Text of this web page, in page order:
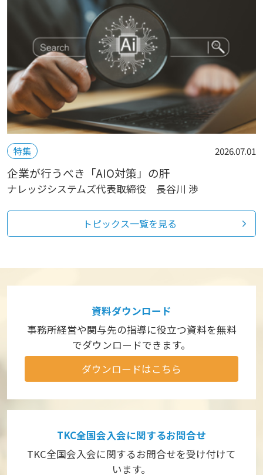
特集 2026.07.01
企業が行うべき「AIO対策」の肝
ナレッジシステムズ代表取締役 長谷川 渉
トピックス一覧を見る
資料ダウンロード
事務所経営や関与先の指導に役立つ資料を無料
でダウンロードできます。
ダウンロードはこちら
TKC全国会入会に関するお問合せ
TKC全国会入会に関するお問合せを受け付けて
います。